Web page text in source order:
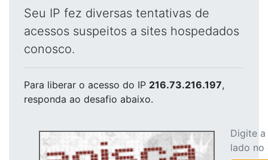
Seu IP fez diversas tentativas de
acessos suspeitos a sites hospedados
conosco.
Para liberar o acesso do IP 216.73.216.197,
responda ao desafio abaixo.
Digite
lado no